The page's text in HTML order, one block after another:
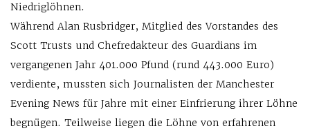
Niedriglöhnen.
Während Alan Rusbridger, Mitglied des Vorstandes des
Scott Trusts und Chefredakteur des Guardians im
vergangenen Jahr 401.000 Pfund (rund 443.000 Euro)
verdiente, mussten sich Journalisten der Manchester
Evening News für Jahre mit einer Einfrierung ihrer Löhne
begnügen. Teilweise liegen die Löhne von erfahrenen